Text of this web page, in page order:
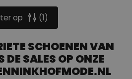
op 1
SCHOENEN VAN
SALES OP ONZE